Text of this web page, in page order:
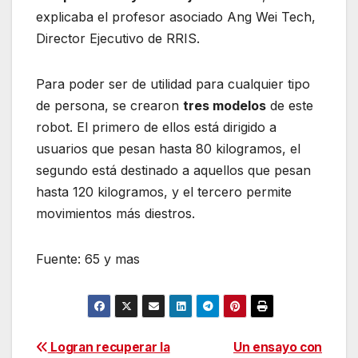
explicaba el profesor asociado Ang Wei Tech,
Director Ejecutivo de RRIS.
Para poder ser de utilidad para cualquier tipo
de persona, se crearon tres modelos de este
robot. El primero de ellos está dirigido a
usuarios que pesan hasta 80 kilogramos, el
segundo está destinado a aquellos que pesan
hasta 120 kilogramos, y el tercero permite
movimientos más diestros.
Fuente: 65 y mas
Un ensayo con
Logran recuperar la